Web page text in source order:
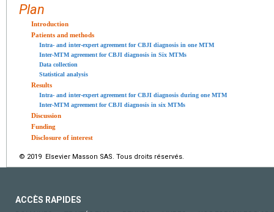
Plan
Introduction
Patients and methods
Intra- and inter-expert agreement for CBJI diagnosis in one MTM
Inter-MTM agreement for CBJI diagnosis in Six MTMs
Data collection
Statistical analysis
Results
Intra- and inter-expert agreement for CBJI diagnosis during one MTM
Inter-MTM agreement for CBJI diagnosis in six MTMs
Discussion
Funding
Disclosure of interest
© 2019 Elsevier Masson SAS. Tous droits réservés.
ACCÈS RAPIDES